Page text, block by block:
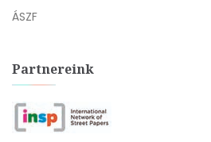
ÁSZF
Partnereink